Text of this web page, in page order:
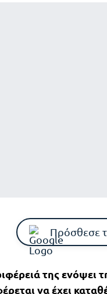
Πρόσθεσε
της ενόψει
να έχει